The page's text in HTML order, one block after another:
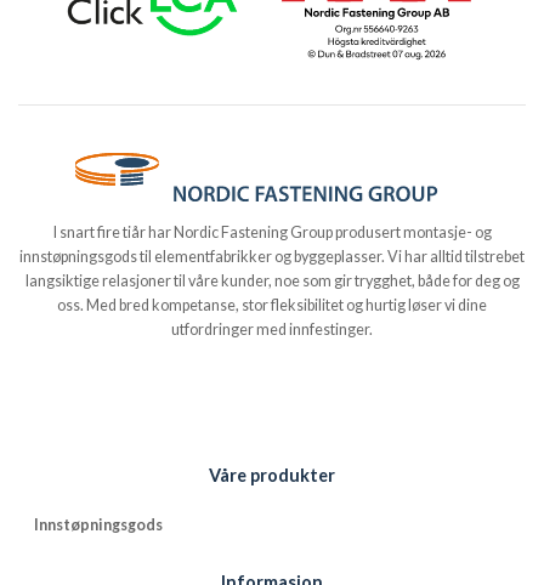
I snart fire tiår har Nordic Fastening Group produsert montasje- og
innstøpningsgods til elementfabrikker og byggeplasser. Vi har alltid tilstrebet
langsiktige relasjoner til våre kunder, noe som gir trygghet, både for deg og
oss. Med bred kompetanse, stor fleksibilitet og hurtig løser vi dine
utfordringer med innfestinger.
Våre produkter
Innstøpningsgods